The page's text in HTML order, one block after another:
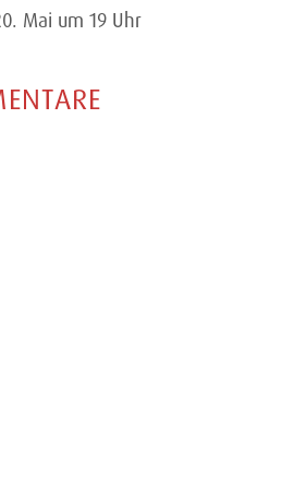
Mai um 19 Uhr